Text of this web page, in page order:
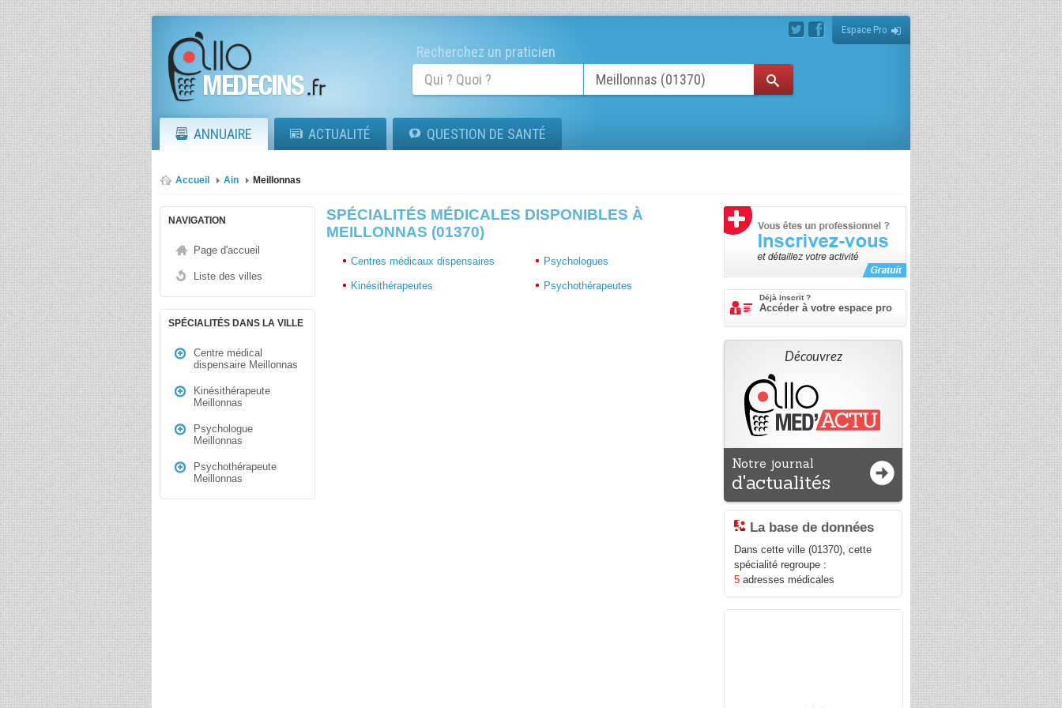
Espace Pro
Recherchez un praticien
ANNUAIRE ACTUALITÉ QUESTION DE SANTÉ
Accueil Ain Meillonnas
NAVIGATION
Page d'accueil
Liste des villes
SPÉCIALITÉS DANS LA VILLE
Centre médical
dispensaire Meillonnas
Kinésithérapeute
Meillonnas
Psychologue
Meillonnas
Psychothérapeute
Meillonnas
SPÉCIALITÉS MÉDICALES DISPONIBLES À
MEILLONNAS (01370)
Centres médicaux dispensaires
Kinésithérapeutes
Psychologues
Psychothérapeutes
Déjà inscrit ?
Accéder à votre espace pro
Découvrez
Notre journal
d'actualités
La base de données
Dans cette ville (01370), cette
spécialité regroupe :
5 adresses médicales